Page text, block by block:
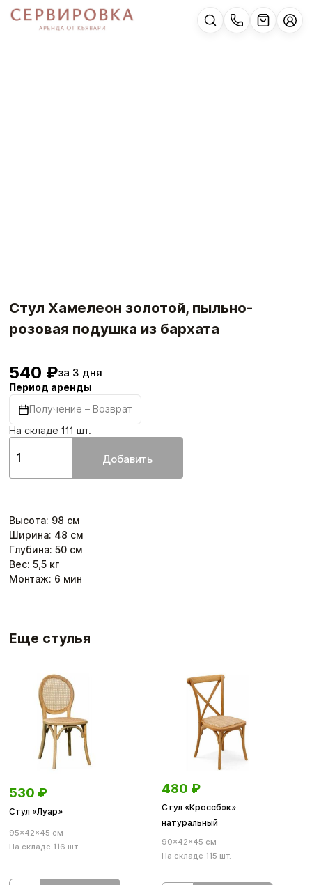
Стул Хамелеон золотой, пыльно-
розовая подушка из бархата
540 ₽за 3 дня
Период аренды
Получение – Возврат
На складе 111 шт.
Добавить
Высота: 98 см
Ширина: 48 см
Глубина: 50 см
Вес: 5,5 кг
Монтаж: 6 мин
Еще стулья
530 ₽
Стул «Луар»
95×42×45 см
На складе 116 шт.
480 ₽
Стул «Кроссбэк»
натуральный
90×42×45 см
На складе 115 шт.